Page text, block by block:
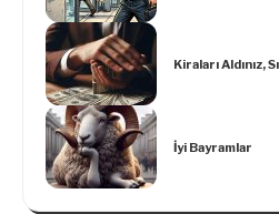
Kiraları Aldınız,
İyi Bayramlar